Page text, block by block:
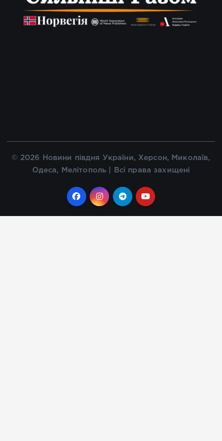
© 2026 Новини півдня України, Херсон, Миколаїв,
Одеса, Мелітополь | Всі права захищені